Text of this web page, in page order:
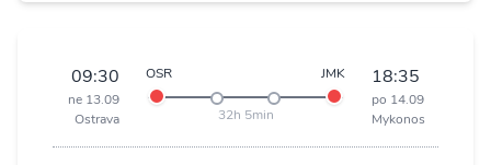
09:30
ne 13.09
Ostrava
OSR JMK
32h 5min
18:35
po 14.09
Mykonos